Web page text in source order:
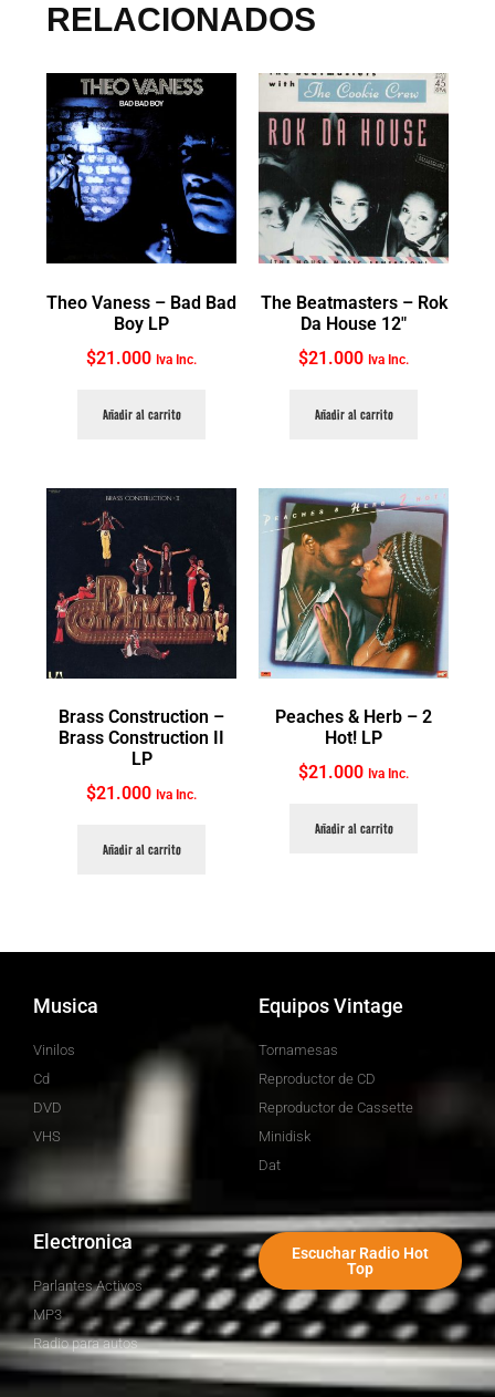
RELACIONADOS
Theo Vaness ‎– Bad Bad
Boy LP
$21.000 Iva Inc.
Añadir al carrito
The Beatmasters ‎– Rok
Da House 12″
$21.000 Iva Inc.
Añadir al carrito
Brass Construction ‎–
Brass Construction II
LP
$21.000 Iva Inc.
Añadir al carrito
Peaches & Herb ‎– 2
Hot! LP
$21.000 Iva Inc.
Añadir al carrito
Musica
Vinilos
Cd
DVD
VHS
Equipos Vintage
Tornamesas
Reproductor de CD
Reproductor de Cassette
Minidisk
Dat
Electronica
Parlantes Activos
MP3
Radio para autos
Escuchar Radio Hot
Top